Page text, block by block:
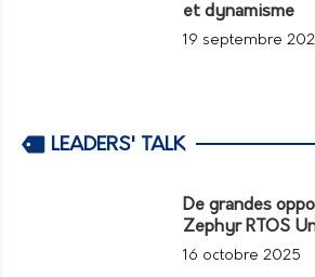
et dynamisme
19 septembre
LEADERS' TALK
De grandes
Zephyr RTOS
16 octobre 2025